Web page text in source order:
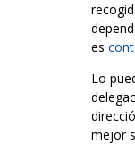
es
Lo
mejor